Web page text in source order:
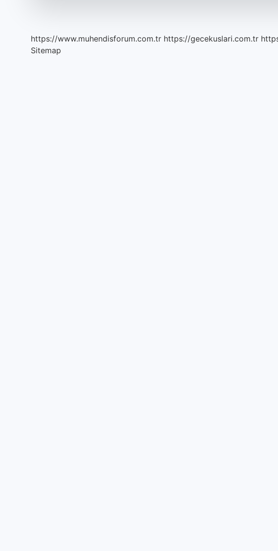
https://www.muhendisforum.com.tr https://gecekuslari.com.tr
Sitemap